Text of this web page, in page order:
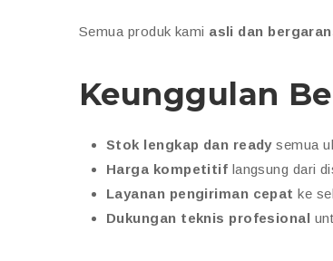
Semua produk kami asli dan
Keunggulan
Stok lengkap dan readysemua
Harga kompetitif langsung dari
Layanan pengiriman cepat ke
Dukungan teknis profesional